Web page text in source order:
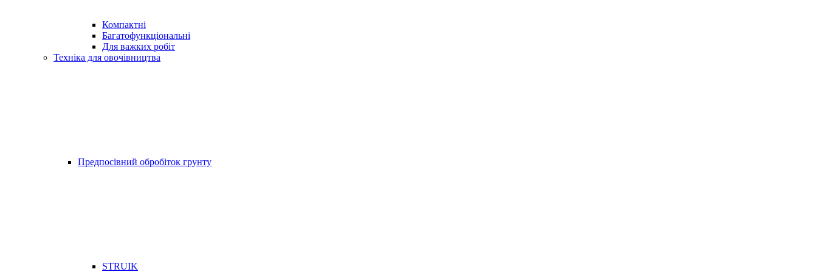
Компактні
Багатофункціональні
Для важких робіт
Техніка для овочівництва
Предпосівний обробіток грунту
STRUIK